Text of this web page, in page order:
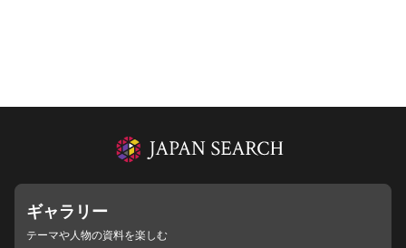
ギャラリー
テーマや人物の資料を楽しむ